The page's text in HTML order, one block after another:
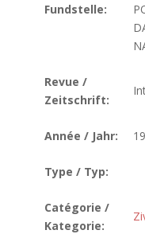
Fundstelle:
Revue /
Zeitschrift:
Année / Jahr:
Type / Typ:
Catégorie /
Kategorie: